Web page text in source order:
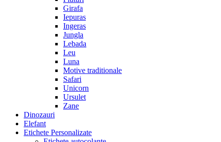
Girafa
Iepuras
Ingeras
Jungla
Lebada
Leu
Luna
Motive traditionale
Safari
Unicorn
Ursulet
Zane
Dinozauri
Elefant
Etichete Personalizate